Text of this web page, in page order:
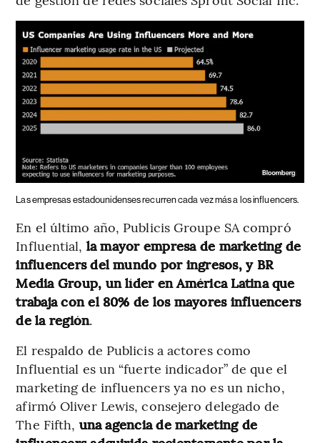
Las empresas estadounidenses recurren cada vez más a los influencers.
En el último año, Publicis Groupe SA compró
Influential, la mayor empresa de marketing de
influencers del mundo por ingresos, y BR
Media Group, un líder en América Latina que
trabaja con el 80% de los mayores influencers
de la región.
El respaldo de Publicis a actores como
Influential es un “fuerte indicador” de que el
marketing de influencers ya no es un nicho,
afirmó Oliver Lewis, consejero delegado de
The Fifth, una agencia de marketing de